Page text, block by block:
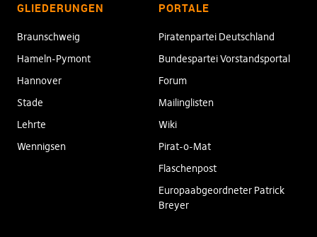
GLIEDERUNGEN
Braunschweig
Hameln-Pymont
Hannover
Stade
Lehrte
Wennigsen
PORTALE
Piratenpartei Deutschland
Bundespartei Vorstandsportal
Forum
Mailinglisten
Wiki
Pirat-o-Mat
Flaschenpost
Europaabgeordneter Patrick
Breyer